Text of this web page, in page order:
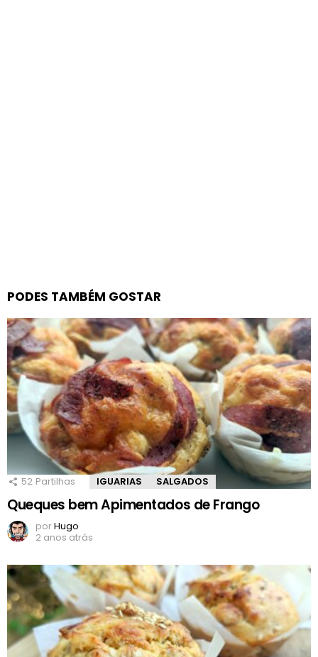
PODES TAMBÉM GOSTAR
52 Partilhas IGUARIAS SALGADOS
Queques bem Apimentados de Frango
porHugo
2 anos atrás